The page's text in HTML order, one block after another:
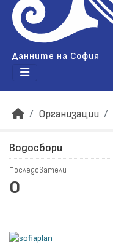
Данните на София
Организации
Водосбори
Последователи
0